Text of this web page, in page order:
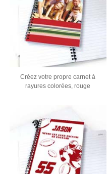
Créez votre propre carnet à
rayures colorées, rouge